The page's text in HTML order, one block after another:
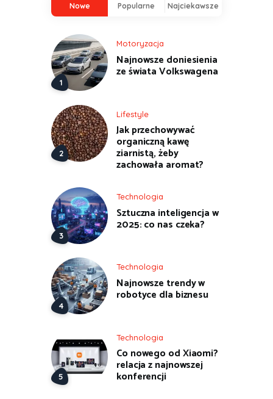
Nowe Popularne Najciekawsze
Motoryzacja
Najnowsze doniesienia
ze świata Volkswagena
Lifestyle
Jak przechowywać
organiczną kawę
ziarnistą, żeby
zachowała aromat?
Technologia
Sztuczna inteligencja w
2025: co nas czeka?
Technologia
Najnowsze trendy w
robotyce dla biznesu
Technologia
Co nowego od Xiaomi?
relacja z najnowszej
konferencji